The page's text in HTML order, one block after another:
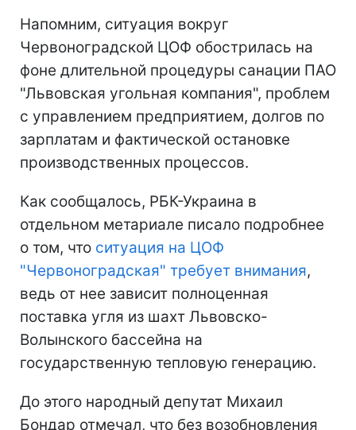
Напомним, ситуация вокруг
Червоноградской ЦОФ обострилась на
фоне длительной процедуры санации ПАО
"Львовская угольная компания", проблем
с управлением предприятием, долгов по
зарплатам и фактической остановке
производственных процессов.
Как сообщалось, РБК-Украина в
отдельном метариале писало подробнее
о том, что ситуация на ЦОФ
"Червоноградская" требует внимания,
ведь от нее зависит полноценная
поставка угля из шахт Львовско-
Волынского бассейна на
государственную тепловую генерацию.
До этого народный депутат Михаил
Бондар отмечал, что без возобновления